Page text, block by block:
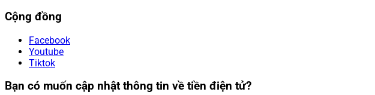
Cộng đồng
Facebook
Youtube
Tiktok
Bạn có muốn cập nhật thông tin về tiền điện tử?